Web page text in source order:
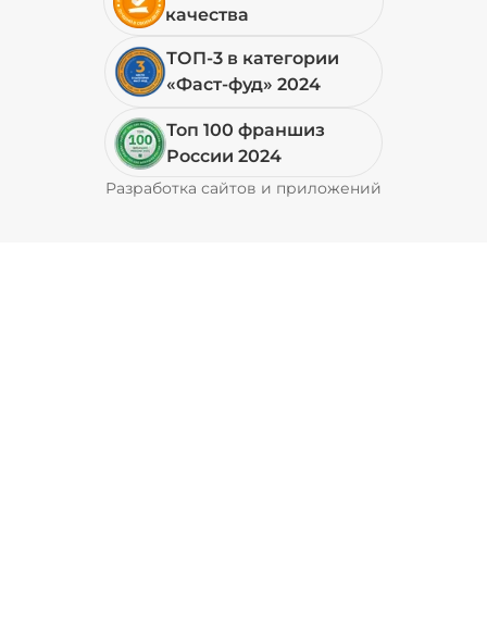
качества
ТОП-3 в категории
«Фаст-фуд» 2024
Топ 100 франшиз
России 2024
Разработка сайтов и приложений
Pyrobyte